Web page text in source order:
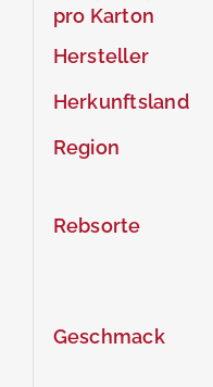
pro Karton
Hersteller
Herkunftsland
Region
Rebsorte
Geschmack